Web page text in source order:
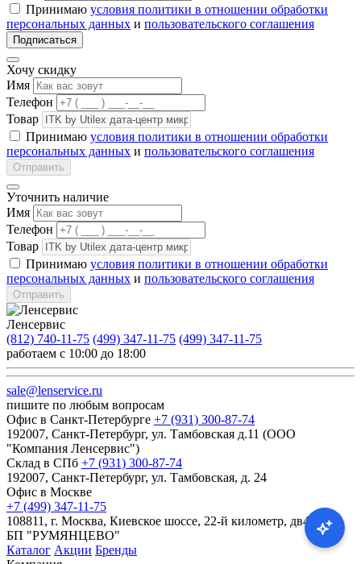
Принимаю условия политики в отношении обработки
персональных данных и пользовательского соглашения
Подписаться
Хочу скидку
Имя
Телефон
Товар
Принимаю условия политики в отношении обработки
персональных данных и пользовательского соглашения
Отправить
Уточнить наличие
Имя
Телефон
Товар
Принимаю условия политики в отношении обработки
персональных данных и пользовательского соглашения
Отправить
Ленсервис
(812) 740-11-75 (499) 347-11-75 (499) 347-11-75
работаем с 10:00 до 18:00
sale@lenservice.ru
пишите по любым вопросам
Офис в Санкт-Петербурге +7 (931) 300-87-74
192007, Санкт-Петербург, ул. Тамбовская д.11 (ООО
"Компания Ленсервис")
Склад в СПб +7 (931) 300-87-74
192007, Санкт-Петербург, ул. Тамбовская, д. 24
Офис в Москве
+7 (499) 347-11-75
108811, г. Москва, Киевское шоссе, 22-й километр, дв4с1кА,
БП "РУМЯНЦЕВО"
Каталог Акции Бренды